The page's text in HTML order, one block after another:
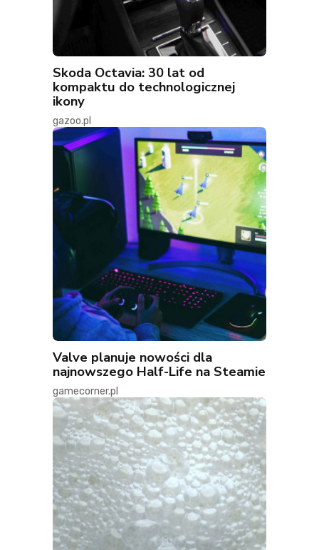
Skoda Octavia: 30 lat od
kompaktu do technologicznej
ikony
gazoo.pl
Valve planuje nowości dla
najnowszego Half-Life na Steamie
gamecorner.pl